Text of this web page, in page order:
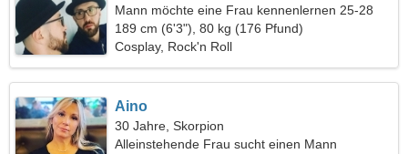
Mann möchte eine Frau kennenlernen 25-28
189 cm (6'3"), 80 kg (176 Pfund)
Cosplay, Rock'n Roll
Aino
30 Jahre, Skorpion
Alleinstehende Frau sucht einen Mann